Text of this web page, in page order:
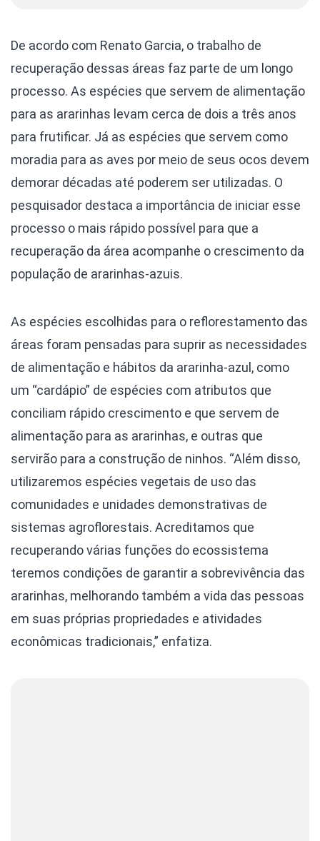
De acordo com Renato Garcia, o trabalho de
recuperação dessas áreas faz parte de um longo
processo. As espécies que servem de alimentação
para as ararinhas levam cerca de dois a três anos
para frutificar. Já as espécies que servem como
moradia para as aves por meio de seus ocos devem
demorar décadas até poderem ser utilizadas. O
pesquisador destaca a importância de iniciar esse
processo o mais rápido possível para que a
recuperação da área acompanhe o crescimento da
população de ararinhas-azuis.
As espécies escolhidas para o reflorestamento das
áreas foram pensadas para suprir as necessidades
de alimentação e hábitos da ararinha-azul, como
um “cardápio” de espécies com atributos que
conciliam rápido crescimento e que servem de
alimentação para as ararinhas, e outras que
servirão para a construção de ninhos. “Além disso,
utilizaremos espécies vegetais de uso das
comunidades e unidades demonstrativas de
sistemas agroflorestais. Acreditamos que
recuperando várias funções do ecossistema
teremos condições de garantir a sobrevivência das
ararinhas, melhorando também a vida das pessoas
em suas próprias propriedades e atividades
econômicas tradicionais,” enfatiza.